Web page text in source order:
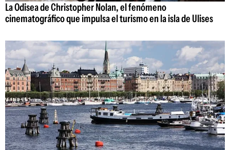
La Odisea de Christopher Nolan, el fenómeno
cinematográfico que impulsa el turismo en la isla de Ulises